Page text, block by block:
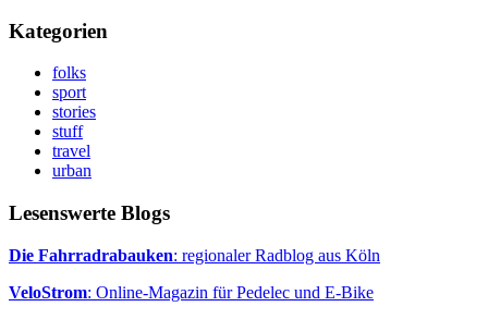
Kategorien
folks
sport
stories
stuff
travel
urban
Lesenswerte Blogs
Die Fahrradrabauken: regionaler Radblog aus Köln
VeloStrom: Online-Magazin für Pedelec und E-Bike